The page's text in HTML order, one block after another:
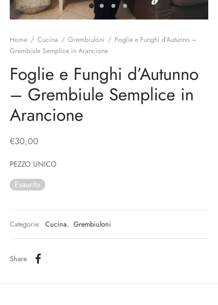
Home / Cucina / Grembiuloni / Foglie e Funghi d’Autunno –
Grembiule Semplice in Arancione
Foglie e Funghi d’Autunno
– Grembiule Semplice in
Arancione
€30,00
PEZZO UNICO
Esaurito
Categorie: Cucina, Grembiuloni
Share
Speciali
Decorativi
Copricandela
Bimbe